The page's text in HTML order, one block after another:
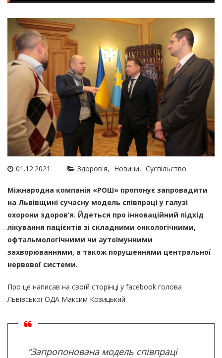
01.12.2021 Здоров'я Новини Суспільство
Міжнародна компанія «РОШ» пропонує запровадити
на Львівщині сучасну модель співпраці у галузі
охорони здоров’я. Йдеться про інноваційний підхід
лікування пацієнтів зі складними онкологічними,
офтальмологічними чи аутоімунними
захворюваннями, а також порушеннями центральної
нервової системи.
Про це написав на своїй сторінці у facebook голова
Львівської ОДА Максим Козицький.
“Запропонована модель співпраці